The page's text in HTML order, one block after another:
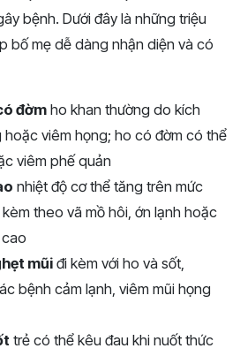
bệnh. Dưới đây là những triệu
bố mẹ dễ dàng nhận diện và có
đờmho khan thường do kích
hoặc viêm họng; ho có đờm có thể
viêm phế quản
nhiệt độ cơ thể tăng trên mức
theo vã mồ hôi, ớn lạnh hoặc
mũi đi kèm với ho và sốt,
bệnh cảm lạnh, viêm mũi họng
trẻ có thể kêu đau khi nuốt thức